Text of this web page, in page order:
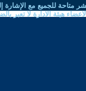
متاحة للجميع مع الإشارة
هيئة الادارة لا تعبر